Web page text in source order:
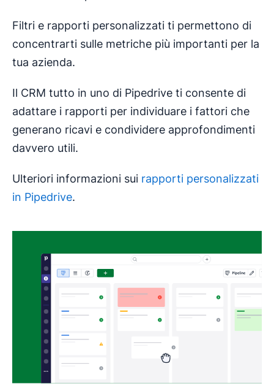
Filtri e rapporti personalizzati ti permettono di
concentrarti sulle metriche più importanti per la
tua azienda.
Il CRM tutto in uno di Pipedrive ti consente di
adattare i rapporti per individuare i fattori che
generano ricavi e condividere approfondimenti
davvero utili.
Ulteriori informazioni sui rapporti personalizzati
in Pipedrive.